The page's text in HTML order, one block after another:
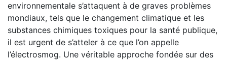
environnementale s’attaquent à de graves problèmes
mondiaux, tels que le changement climatique et les
substances chimiques toxiques pour la santé publique,
il est urgent de s’atteler à ce que l’on appelle
l’électrosmog. Une véritable approche fondée sur des